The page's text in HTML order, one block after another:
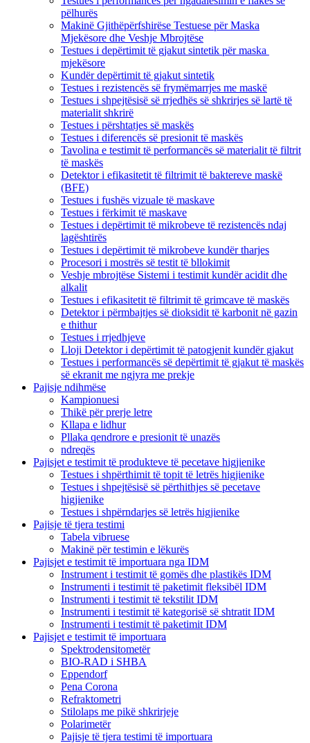
pëlhurës
Makinë Gjithëpërfshirëse Testuese për Maska
Mjekësore dhe Veshje Mbrojtëse
Testues i depërtimit të gjakut sintetik për maska ​​
mjekësore
Kundër depërtimit të gjakut sintetik
Testues i rezistencës së frymëmarrjes me maskë
Testues i shpejtësisë së rrjedhës së shkrirjes së lartë të
materialit shkrirë
Testues i përshtatjes së maskës
Testues i diferencës së presionit të maskës
Tavolina e testimit të performancës së materialit të filtrit
të maskës
Detektor i efikasitetit të filtrimit të baktereve maskë
(BFE)
Testues i fushës vizuale të maskave
Testues i fërkimit të maskave
Testues i depërtimit të mikrobeve të rezistencës ndaj
lagështirës
Testues i depërtimit të mikrobeve kundër tharjes
Procesori i mostrës së testit të bllokimit
Veshje mbrojtëse Sistemi i testimit kundër acidit dhe
alkalit
Testues i efikasitetit të filtrimit të grimcave të maskës
Detektor i përmbajtjes së dioksidit të karbonit në gazin
e thithur
Testues i rrjedhjeve
Lloji Detektor i depërtimit të patogjenit kundër gjakut
Testues i performancës së depërtimit të gjakut të maskës
së ekranit me ngjyra me prekje
Pajisje ndihmëse
Kampionuesi
Thikë për prerje letre
Kllapa e lidhur
Pllaka qendrore e presionit të unazës
ndreqës
Pajisjet e testimit të produkteve të pecetave higjienike
Testues i shpërthimit të topit të letrës higjienike
Testues i shpejtësisë së përthithjes së pecetave
higjienike
Testues i shpërndarjes së letrës higjienike
Pajisje të tjera testimi
Tabela vibruese
Makinë për testimin e lëkurës
Pajisjet e testimit të importuara nga IDM
Instrument i testimit të gomës dhe plastikës IDM
Instrumenti i testimit të paketimit fleksibël IDM
Instrumenti i testimit të tekstilit IDM
Instrumenti i testimit të kategorisë së shtratit IDM
Instrumenti i testimit të paketimit IDM
Pajisjet e testimit të importuara
Spektrodensitometër
BIO-RAD i SHBA
Eppendorf
Pena Corona
Refraktometri
Stilolaps me pikë shkrirjeje
Polarimetër
Pajisje të tjera testimi të importuara